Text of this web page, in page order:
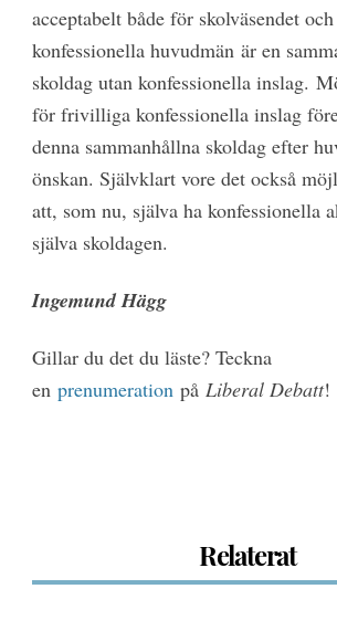
acceptabelt både för skolväsendet
konfessionella huvudmän är en
skoldag utan konfessionella inslag.
för frivilliga konfessionella inslag
denna sammanhållna skoldag efter
önskan. Självklart vore det också
att, som nu, själva ha konfessionella
själva skoldagen.
Ingemund Hägg
Gillar du det du läste? Teckna
en prenumerationpå Liberal Debatt!
Relaterat